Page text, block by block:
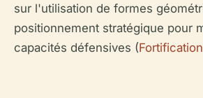
sur l'utilisation de formes
positionnement stratégique pour
capacités défensives (